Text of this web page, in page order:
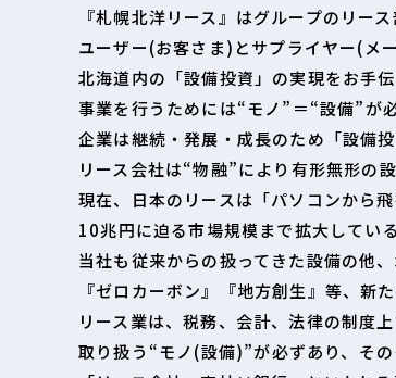
『札幌北洋リース』はグループのリース
ユーザー(お客さま)とサプライヤー(メ
北海道内の「設備投資」の実現をお手
事業を行うためには“モノ”＝“設備”が
企業は継続・発展・成長のため「設備投
リース会社は“物融”により有形無形の
現在、日本のリースは「パソコンから
10兆円に迫る市場規模まで拡大してい
当社も従来からの扱ってきた設備の他
『ゼロカーボン』『地方創生』等、新
リース業は、税務、会計、法律の制度
取り扱う“モノ(設備)”が必ずあり、そ